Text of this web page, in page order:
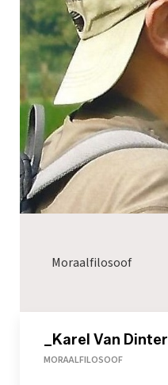
Moraalfilosoof
_Karel Van Dinter
MORAALFILOSOOF